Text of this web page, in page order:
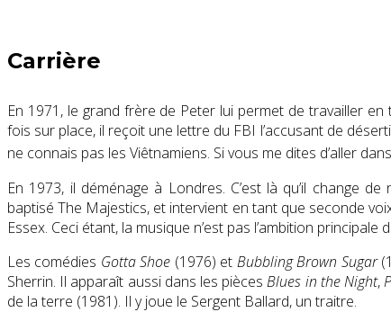
Carrière
En 1971, le grand frère de Peter lui permet de travailler
fois sur place, il reçoit une lettre du FBI l’accusant de
ne connais pas les Viêtnamiens. Si vous me dites d’aller dans
En 1973, il déménage à Londres. C’est là qu’il change
baptisé The Majestics, et intervient en tant que seconde
Essex. Ceci étant, la musique n’est pas l’ambition
Les comédies Gotta Shoe (1976) et Bubbling Brown Sugar
Sherrin. Il apparaît aussi dans les piècesBlues in the Night,
de la terre (1981). Il y joue le Sergent Ballard, un traitre.